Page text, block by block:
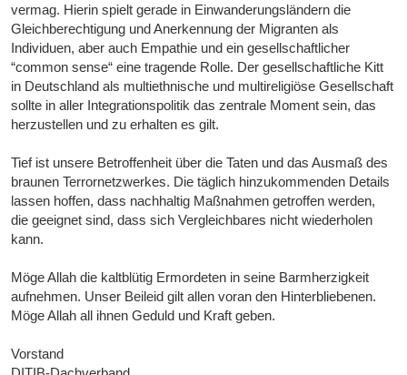
vermag. Hierin spielt gerade in Einwanderungsländern die
Gleichberechtigung und Anerkennung der Migranten als
Individuen, aber auch Empathie und ein gesellschaftlicher
“common sense“ eine tragende Rolle. Der gesellschaftliche Kitt
in Deutschland als multiethnische und multireligiöse Gesellschaft
sollte in aller Integrationspolitik das zentrale Moment sein, das
herzustellen und zu erhalten es gilt.
Tief ist unsere Betroffenheit über die Taten und das Ausmaß des
braunen Terrornetzwerkes. Die täglich hinzukommenden Details
lassen hoffen, dass nachhaltig Maßnahmen getroffen werden,
die geeignet sind, dass sich Vergleichbares nicht wiederholen
kann.
Möge Allah die kaltblütig Ermordeten in seine Barmherzigkeit
aufnehmen. Unser Beileid gilt allen voran den Hinterbliebenen.
Möge Allah all ihnen Geduld und Kraft geben.
Vorstand